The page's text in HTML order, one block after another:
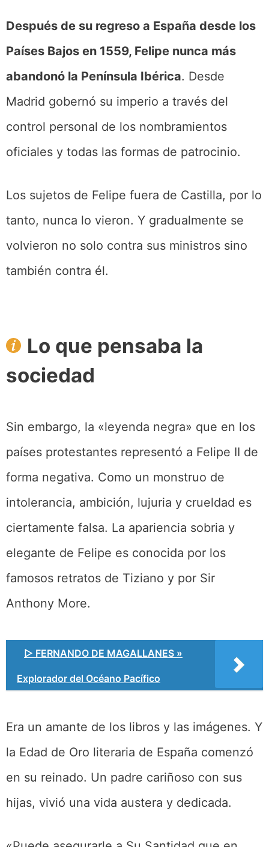
Después de su regreso a España desde los
Países Bajos en 1559, Felipe nunca más
abandonó la Península Ibérica. Desde
Madrid gobernó su imperio a través del
control personal de los nombramientos
oficiales y todas las formas de patrocinio.
Los sujetos de Felipe fuera de Castilla, por lo
tanto, nunca lo vieron. Y gradualmente se
volvieron no solo contra sus ministros sino
también contra él.
Lo que pensaba la
sociedad
Sin embargo, la «leyenda negra» que en los
países protestantes representó a Felipe II de
forma negativa. Como un monstruo de
intolerancia, ambición, lujuria y crueldad es
ciertamente falsa. La apariencia sobria y
elegante de Felipe es conocida por los
famosos retratos de Tiziano y por Sir
Anthony More.
▷ FERNANDO DE MAGALLANES »
Explorador del Océano Pacífico
Era un amante de los libros y las imágenes. Y
la Edad de Oro literaria de España comenzó
en su reinado. Un padre cariñoso con sus
hijas, vivió una vida austera y dedicada.